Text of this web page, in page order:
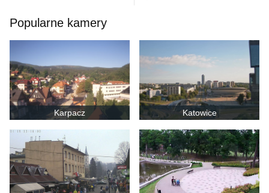
Popularne kamery
Karpacz Katowice